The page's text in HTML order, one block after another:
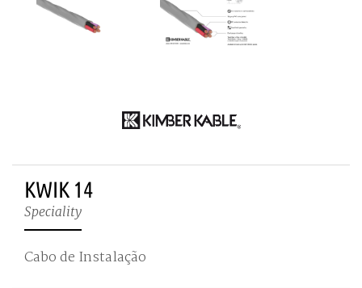
KWIK 14
Speciality
Cabo de Instalação